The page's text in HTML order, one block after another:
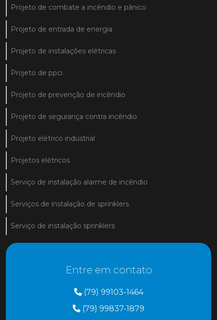
Projeto de combate a incêndio e pânico
Projeto de entrada de energia
Projeto de instalações elétricas
Projeto de ppci
Projeto de prevenção de incêndio
Projeto de segurança contra incêndio
Projeto elétrico industrial
Projetos elétricos
Serviço de instalação alarme de incêndio
Serviços de instalação de sprinklers
Serviço de instalação sprinklers
Entre em contato
(79) 99103-1464
(79) 99837-1879